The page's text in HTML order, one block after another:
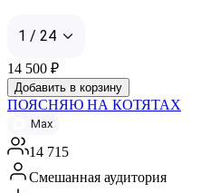
1 / 24
14 500 ₽
Добавить в корзину
ПОЯСНЯЮ НА КОТЯТАХ
Max
14 715
Смешанная аудитория